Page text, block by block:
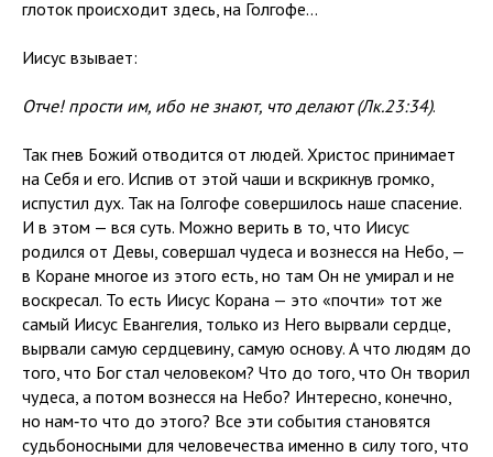
глоток происходит здесь, на Голгофе…
Иисус взывает:
Отче! прости им, ибо не знают, что делают (Лк.23:34).
Так гнев Божий отводится от людей. Христос принимает
на Себя и его. Испив от этой чаши и вскрикнув громко,
испустил дух. Так на Голгофе совершилось наше спасение.
И в этом — вся суть. Можно верить в то, что Иисус
родился от Девы, совершал чудеса и вознесся на Небо, —
в Коране многое из этого есть, но там Он не умирал и не
воскресал. То есть Иисус Корана — это «почти» тот же
самый Иисус Евангелия, только из Него вырвали сердце,
вырвали самую сердцевину, самую основу. А что людям до
того, что Бог стал человеком? Что до того, что Он творил
чудеса, а потом вознесся на Небо? Интересно, конечно,
но нам‑то что до этого? Все эти события становятся
судьбоносными для человечества именно в силу того, что